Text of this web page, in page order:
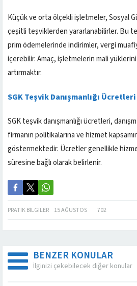
Küçük ve orta ölçekli işletmeler, Sosyal
çeşitli teşviklerden yararlanabilirler. Bu
prim ödemelerinde indirimler, vergi
içerebilir. Amaç, işletmelerin mali
artırmaktır.
SGK Teşvik Danışmanlığı
SGK teşvik danışmanlığı ücretleri,
firmanın politikalarına ve hizmet
göstermektedir. Ücretler genellikle
süresine bağlı olarak belirlenir.
PRATIK BILGILER 15 AĞUSTOS 702
BENZER KONULAR
İlginizi çekebilecek diğer konular